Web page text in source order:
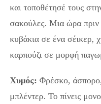
και τοποθέτησέ τους
σακούλες. Μια ώρα πριν
κυβάκια σε ένα σέικερ,
καρπούζι σε μορφή
Χυμός: Φρέσκο,
μπλέντερ. Το πίνεις